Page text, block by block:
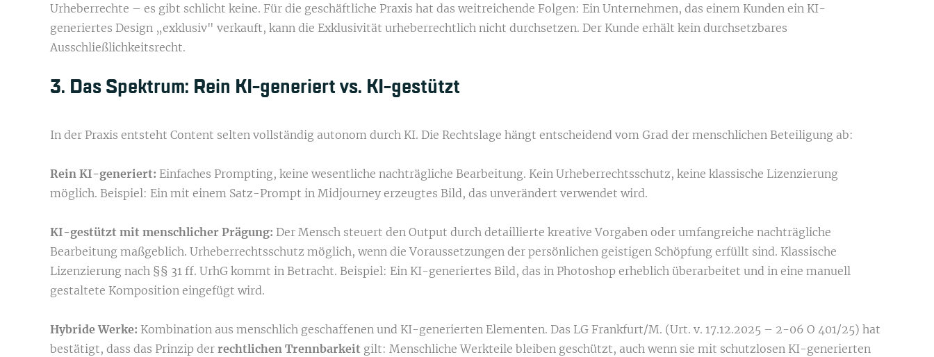
Urheberrechte – es gibt schlicht keine. Für die geschäftliche Praxis hat das weitreichende Folgen: Ein Unternehmen, das einem Kunden ein KI-
generiertes Design „exklusiv" verkauft, kann die Exklusivität urheberrechtlich nicht durchsetzen. Der Kunde erhält kein durchsetzbares
Ausschließlichkeitsrecht.
3. Das Spektrum: Rein KI-generiert vs. KI-gestützt
In der Praxis entsteht Content selten vollständig autonom durch KI. Die Rechtslage hängt entscheidend vom Grad der menschlichen Beteiligung ab:
Rein KI-generiert: Einfaches Prompting, keine wesentliche nachträgliche Bearbeitung. Kein Urheberrechtsschutz, keine klassische Lizenzierung
möglich. Beispiel: Ein mit einem Satz-Prompt in Midjourney erzeugtes Bild, das unverändert verwendet wird.
KI-gestützt mit menschlicher Prägung: Der Mensch steuert den Output durch detaillierte kreative Vorgaben oder umfangreiche nachträgliche
Bearbeitung maßgeblich. Urheberrechtsschutz möglich, wenn die Voraussetzungen der persönlichen geistigen Schöpfung erfüllt sind. Klassische
Lizenzierung nach §§ 31 ff. UrhG kommt in Betracht. Beispiel: Ein KI-generiertes Bild, das in Photoshop erheblich überarbeitet und in eine manuell
gestaltete Komposition eingefügt wird.
Hybride Werke: Kombination aus menschlich geschaffenen und KI-generierten Elementen. Das LG Frankfurt/M. (Urt. v. 17.12.2025 – 2-06 O 401/25) hat
bestätigt, dass das Prinzip der rechtlichen Trennbarkeit gilt: Menschliche Werkteile bleiben geschützt, auch wenn sie mit schutzlosen KI-generierten